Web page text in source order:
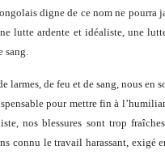
digne de ce nom ne pourra
lutte ardente et idéaliste, une
sang.
larmes, de feu et de sang, nous en
pour mettre fin à
nos blessures sont trop
connu le travail harassant, exigé